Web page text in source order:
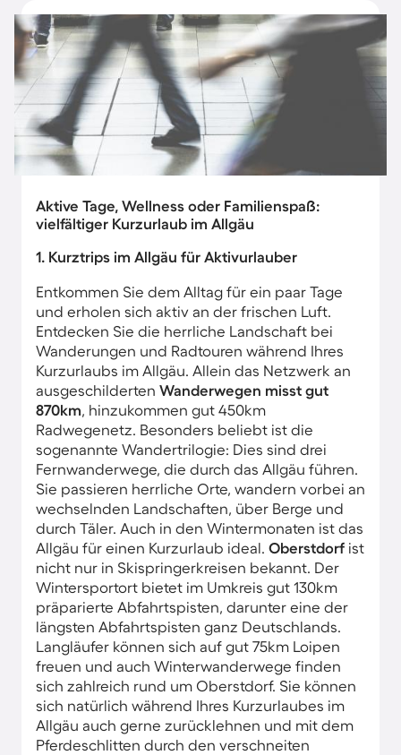
Aktive Tage, Wellness oder Familienspaß:
vielfältiger Kurzurlaub im Allgäu
1. Kurztrips im Allgäu für Aktivurlauber
Entkommen Sie dem Alltag für ein paar Tage
und erholen sich aktiv an der frischen Luft.
Entdecken Sie die herrliche Landschaft bei
Wanderungen und Radtouren während Ihres
Kurzurlaubs im Allgäu. Allein das Netzwerk an
ausgeschilderten Wanderwegen misst gut
870km, hinzukommen gut 450km
Radwegenetz. Besonders beliebt ist die
sogenannte Wandertrilogie: Dies sind drei
Fernwanderwege, die durch das Allgäu führen.
Sie passieren herrliche Orte, wandern vorbei an
wechselnden Landschaften, über Berge und
durch Täler. Auch in den Wintermonaten ist das
Allgäu für einen Kurzurlaub ideal. Oberstdorf ist
nicht nur in Skispringerkreisen bekannt. Der
Wintersportort bietet im Umkreis gut 130km
präparierte Abfahrtspisten, darunter eine der
längsten Abfahrtspisten ganz Deutschlands.
Langläufer können sich auf gut 75km Loipen
freuen und auch Winterwanderwege finden
sich zahlreich rund um Oberstdorf. Sie können
sich natürlich während Ihres Kurzurlaubes im
Allgäu auch gerne zurücklehnen und mit dem
Pferdeschlitten durch den verschneiten